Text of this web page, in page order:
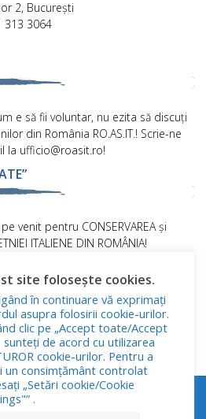
2, București
313 3064
e să fii voluntar, nu ezita să discuți
din România RO.AS.IT.! Scrie-ne
la ufficio@roasit.ro!
venit pentru CONSERVAREA și
ITALIENE DIN ROMÂNIA!
Politica privind fișierele cookies
Personal
site folosește cookies.
în continuare vă exprimați
asupra folosirii cookie-urilor.
clic pe „Accept toate/Accept
sunteți de acord cu utilizarea
cookie-urilor. Pentru a
un consimțământ controlat
„Setări cookie/Cookie
.